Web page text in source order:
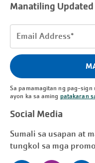
Manatiling Updated
Email
(Kinakailangan)
Sa pamamagitan ng pag-sign
ayon ka sa aming patakaran
Social Media
Sumali sa usapan at
tungkol sa mga